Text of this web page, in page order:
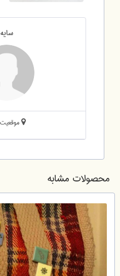
سایه
موقعیت:اهواز
محصولات مشابه